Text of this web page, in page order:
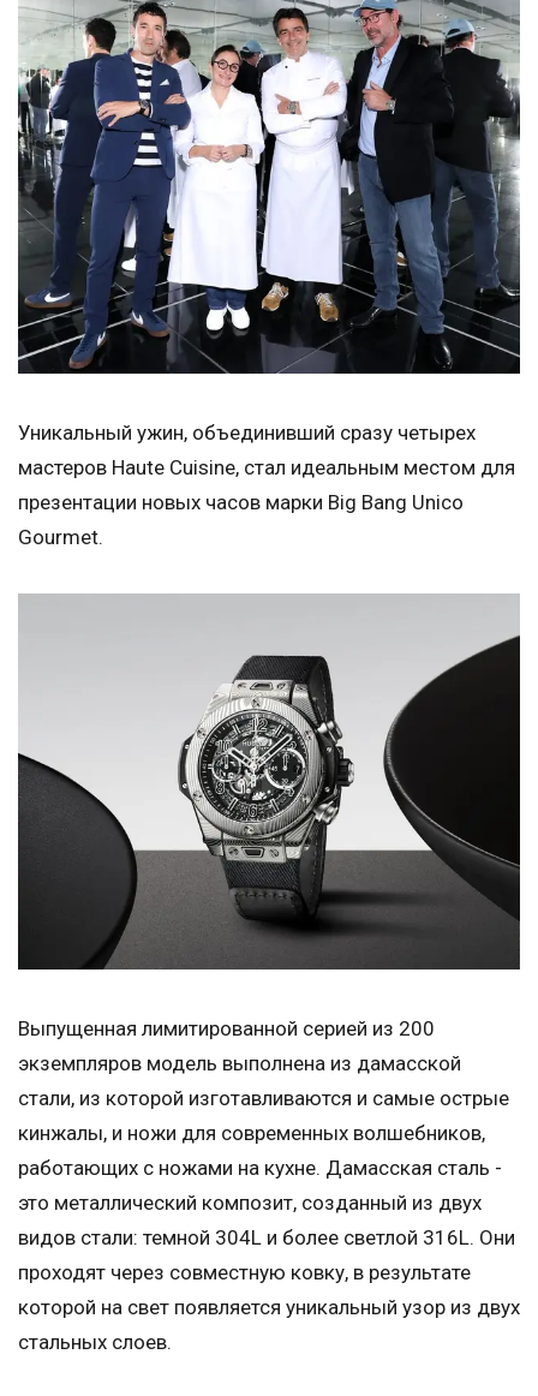
Уникальный ужин, объединивший сразу четырех
мастеров Haute Cuisine, стал идеальным местом для
презентации новых часов марки Big Bang Unico
Gourmet.
Выпущенная лимитированной серией из 200
экземпляров модель выполнена из дамасской
стали, из которой изготавливаются и самые острые
кинжалы, и ножи для современных волшебников,
работающих с ножами на кухне. Дамасская сталь -
это металлический композит, созданный из двух
видов стали: темной 304L и более светлой 316L. Они
проходят через совместную ковку, в результате
которой на свет появляется уникальный узор из двух
стальных слоев.